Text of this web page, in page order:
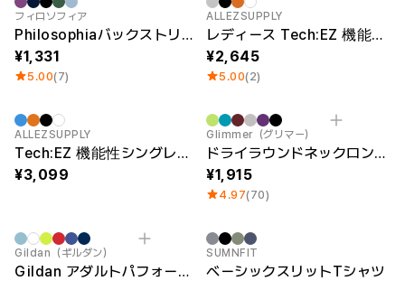
Sale
フィロソフィア
Philosophiaバックストリング カバーアップ ノースリーブ
1,331
5.00(7)
New
ALLEZSUPPLY
レディース Tech:EZ 機能性シングレット
2,645
5.00(2)
New
ALLEZSUPPLY
Tech:EZ 機能性シングレット
3,099
Sale
Glimmer（グリマー）
ドライラウンドネックロングスリーブTシャツ
1,915
4.97(70)
Gildan（ギルダン）
Gildan アダルトパフォーマンスTシャツ
Sale
SUMNFIT
ベーシックスリットTシャツ